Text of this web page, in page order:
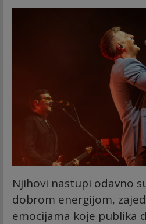
Njihovi nastupi odavno
dobrom energijom,
emocijama koje publika